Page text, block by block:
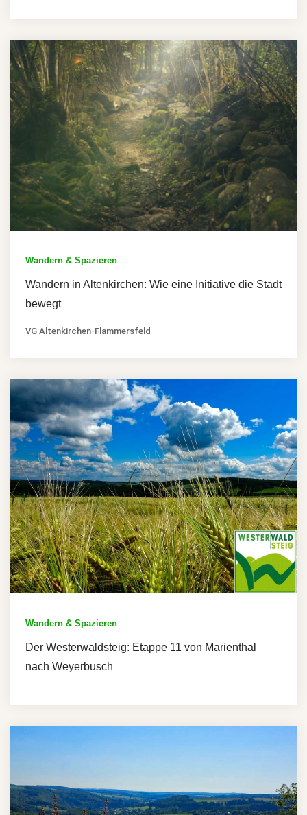
Wandern & Spazieren
Wandern in Altenkirchen: Wie eine Initiative die Stadt
bewegt
VG Altenkirchen-Flammersfeld
Wandern & Spazieren
Der Westerwaldsteig: Etappe 11 von Marienthal
nach Weyerbusch